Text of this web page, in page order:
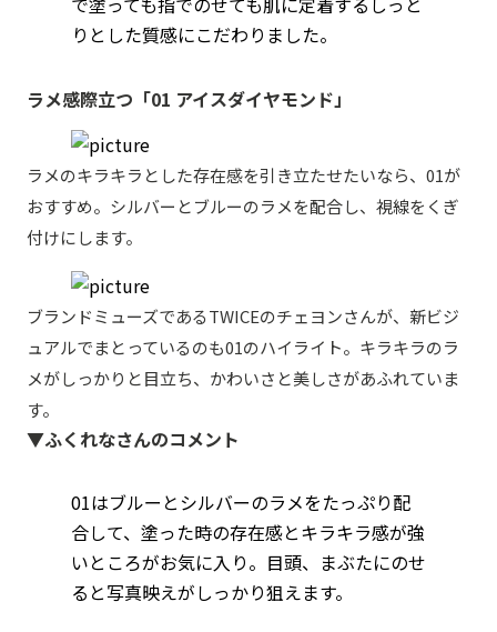
りとした質感にこだわりました。
ラメ感際立つ「01 アイスダイヤモンド」
ラメのキラキラとした存在感を引き立たせたいなら、01が
おすすめ。シルバーとブルーのラメを配合し、視線をくぎ
付けにします。
ブランドミューズであるTWICEのチェヨンさんが、新ビジ
ュアルでまとっているのも01のハイライト。キラキラのラ
メがしっかりと目立ち、かわいさと美しさがあふれていま
す。
▼ふくれなさんのコメント
01はブルーとシルバーのラメをたっぷり配
合して、塗った時の存在感とキラキラ感が強
いところがお気に入り。目頭、まぶたにのせ
ると写真映えがしっかり狙えます。